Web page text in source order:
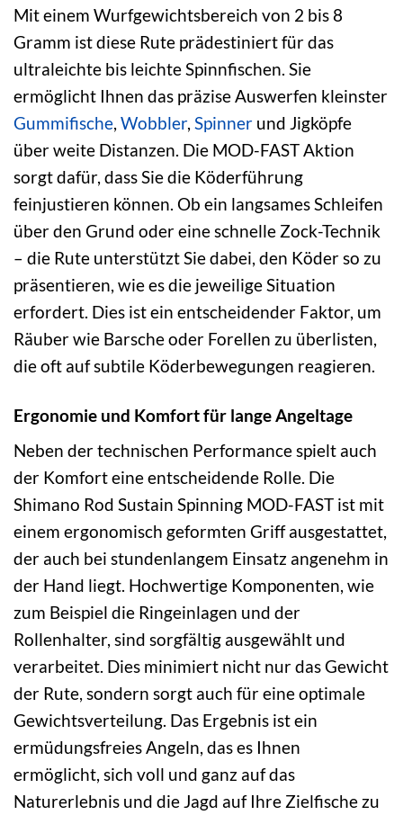
Mit einem Wurfgewichtsbereich von 2 bis 8
Gramm ist diese Rute prädestiniert für das
ultraleichte bis leichte Spinnfischen. Sie
ermöglicht Ihnen das präzise Auswerfen kleinster
Gummifische Wobbler, Spinner und Jigköpfe
über weite Distanzen. Die MOD-FAST Aktion
sorgt dafür, dass Sie die Köderführung
feinjustieren können. Ob ein langsames Schleifen
über den Grund oder eine schnelle Zock-Technik
– die Rute unterstützt Sie dabei, den Köder so zu
präsentieren, wie es die jeweilige Situation
erfordert. Dies ist ein entscheidender Faktor, um
Räuber wie Barsche oder Forellen zu überlisten,
die oft auf subtile Köderbewegungen reagieren.
Ergonomie und Komfort für lange Angeltage
Neben der technischen Performance spielt auch
der Komfort eine entscheidende Rolle. Die
Shimano Rod Sustain Spinning MOD-FAST ist mit
einem ergonomisch geformten Griff ausgestattet,
der auch bei stundenlangem Einsatz angenehm in
der Hand liegt. Hochwertige Komponenten, wie
zum Beispiel die Ringeinlagen und der
Rollenhalter, sind sorgfältig ausgewählt und
verarbeitet. Dies minimiert nicht nur das Gewicht
der Rute, sondern sorgt auch für eine optimale
Gewichtsverteilung. Das Ergebnis ist ein
ermüdungsfreies Angeln, das es Ihnen
ermöglicht, sich voll und ganz auf das
Naturerlebnis und die Jagd auf Ihre Zielfische zu